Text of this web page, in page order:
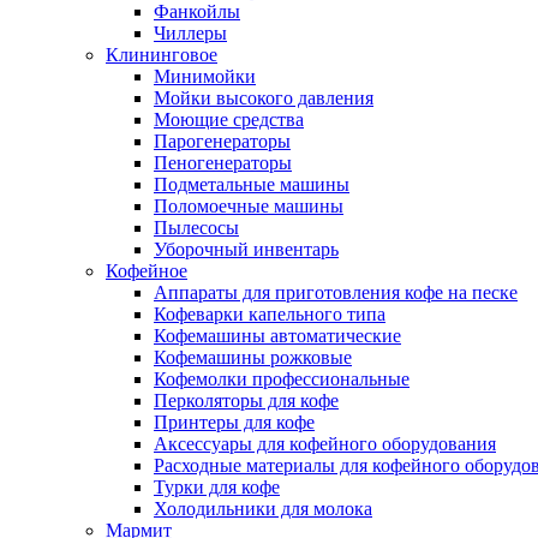
Фанкойлы
Чиллеры
Клининговое
Минимойки
Мойки высокого давления
Моющие средства
Парогенераторы
Пеногенераторы
Подметальные машины
Поломоечные машины
Пылесосы
Уборочный инвентарь
Кофейное
Аппараты для приготовления кофе на песке
Кофеварки капельного типа
Кофемашины автоматические
Кофемашины рожковые
Кофемолки профессиональные
Перколяторы для кофе
Принтеры для кофе
Аксессуары для кофейного оборудования
Расходные материалы для кофейного
Турки для кофе
Холодильники для молока
Мармит